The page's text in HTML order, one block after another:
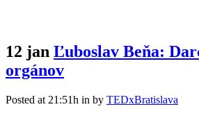
12 jan Ľuboslav Beňa:
orgánov
Posted at 21:51h in by TEDxBratislava